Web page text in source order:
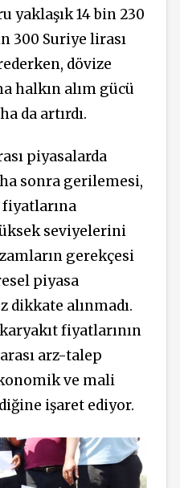
yaklaşık 14 bin 230
300 Suriye lirası
dövize
halkın alım gücü
da artırdı.
piyasalarda
sonra gerilemesi,
fiyatlarına
seviyelerini
gerekçesi
piyasa
dikkate alınmadı.
fiyatlarının
arz-talep
ve mali
işaret ediyor.